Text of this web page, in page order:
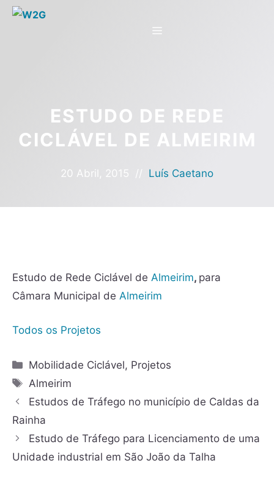
Saltar
Menu
ESTUDO DE REDE
CICLÁVEL DE ALMEIRIM
20 Abril, 2015 // Luís Caetano
Estudo de Rede Ciclável de Almeirim, para
Câmara Municipal de Almeirim
Todos os Projetos
Categorias
Mobilidade Ciclável, Projetos
Etiquetas
Almeirim
Estudos de Tráfego no município de Caldas da
Rainha
Estudo de Tráfego para Licenciamento de uma
Unidade industrial em São João da Talha